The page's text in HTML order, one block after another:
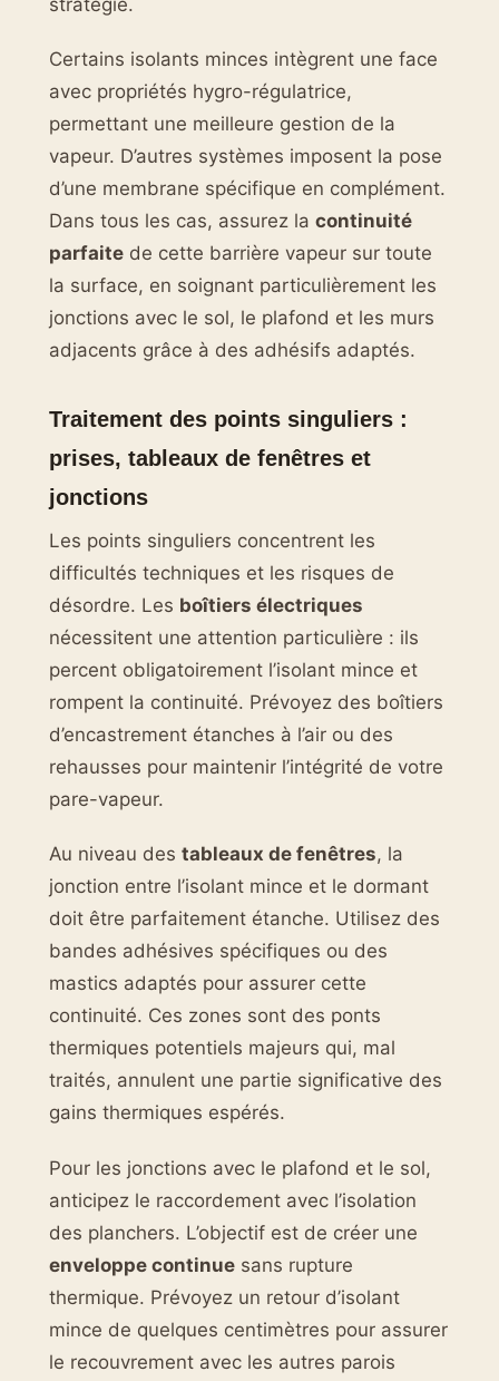
Certains isolants minces intègrent une face
avec propriétés hygro-régulatrice,
permettant une meilleure gestion de la
vapeur. D’autres systèmes imposent la pose
d’une membrane spécifique en complément.
Dans tous les cas, assurez la continuité
parfaite de cette barrière vapeur sur toute
la surface, en soignant particulièrement les
jonctions avec le sol, le plafond et les murs
adjacents grâce à des adhésifs adaptés.
Traitement des points singuliers :
prises, tableaux de fenêtres et
jonctions
Les points singuliers concentrent les
difficultés techniques et les risques de
désordre. Les boîtiers électriques
nécessitent une attention particulière : ils
percent obligatoirement l’isolant mince et
rompent la continuité. Prévoyez des boîtiers
d’encastrement étanches à l’air ou des
rehausses pour maintenir l’intégrité de votre
pare-vapeur.
Au niveau des tableaux de fenêtres, la
jonction entre l’isolant mince et le dormant
doit être parfaitement étanche. Utilisez des
bandes adhésives spécifiques ou des
mastics adaptés pour assurer cette
continuité. Ces zones sont des ponts
thermiques potentiels majeurs qui, mal
traités, annulent une partie significative des
gains thermiques espérés.
Pour les jonctions avec le plafond et le sol,
anticipez le raccordement avec l’isolation
des planchers. L’objectif est de créer une
enveloppe continue sans rupture
thermique. Prévoyez un retour d’isolant
mince de quelques centimètres pour assurer
le recouvrement avec les autres parois